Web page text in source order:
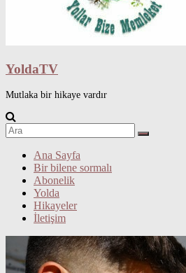
YoldaTV
Mutlaka bir hikaye vardır
Ana Sayfa
Bir bilene sormalı
Abonelik
Yolda
Hikayeler
İletişim